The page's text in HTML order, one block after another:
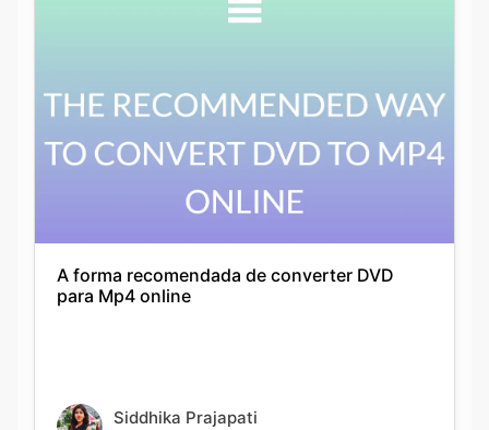
A forma recomendada de converter DVD
para Mp4 online
Siddhika Prajapati